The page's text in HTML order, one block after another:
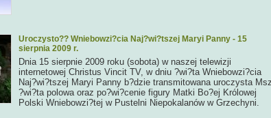
Uroczysto?? Wniebowzi?cia Naj?wi?tszej Maryi Panny - 15
sierpnia 2009 r.
Dnia 15 sierpnie 2009 roku (sobota) w naszej telewizji
internetowej Christus Vincit TV, w dniu ?wi?ta Wniebowzi?cia
Naj?wi?tszej Maryi Panny b?dzie transmitowana uroczysta
?wi?ta polowa oraz po?wi?cenie figury Matki Bo?ej Królowej
Polski Wniebowzi?tej w Pustelni Niepokalanów w Grzechyni.